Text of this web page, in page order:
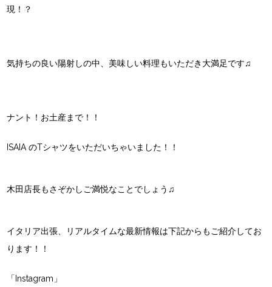
現！？
気持ちの良い陽射しの中、美味しい料理もいただき大満足です♫
ナント！お土産まで！！
ISAIA のTシャツをいただいちゃいました！！
木田店長もさぞかしご満悦なことでしょう♫
イタリア出張、リアルタイムな最新情報は下記からもご紹介してお
ります！！
「Instagram」